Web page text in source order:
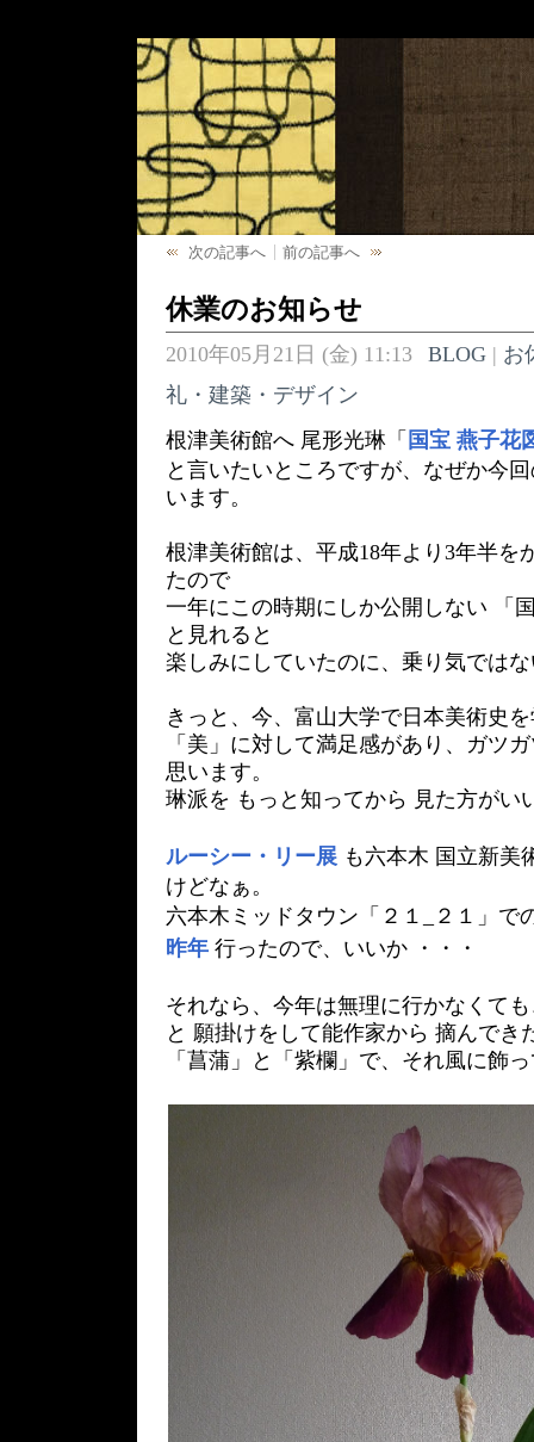
次の記事へ 前の記事へ
休業のお知らせ
2010年05月21日 (金) 11:13 BLOG| お
礼・建築・デザイン
根津美術館へ 尾形光琳「 国宝 燕子花
と言いたいところですが、なぜか今
います。
根津美術館は、平成18年より3年半を
たので
一年にこの時期にしか公開しない 「
と見れると
楽しみにしていたのに、乗り気では
きっと、今、富山大学で日本美術史
「美」に対して満足感があり、ガツ
思います。
琳派を もっと知ってから 見た方がい
ルーシー・リー展 も六本木 国立新美
けどなぁ。
六本木ミッドタウン「２１_２１」で
昨年 行ったので、いいか ・・・
それなら、今年は無理に行かなくて
と 願掛けをして能作家から 摘んでき
「菖蒲」と「紫欄」で、それ風に飾